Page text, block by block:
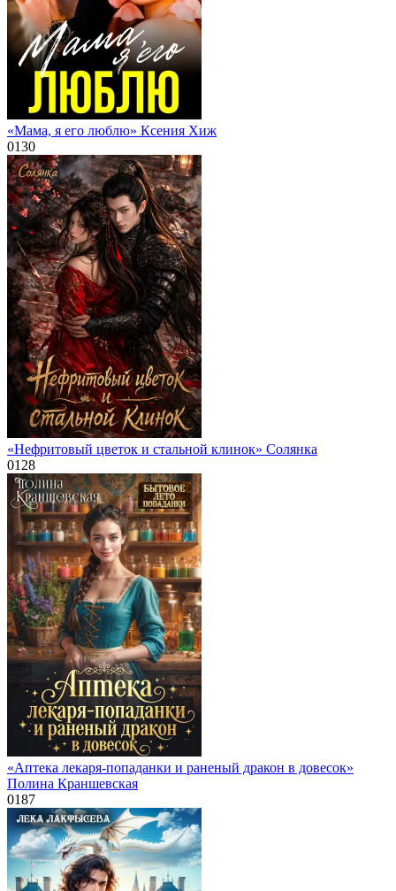
«Мама, я его люблю» Ксения Хиж
0130
«Нефритовый цветок и стальной клинок» Солянка
0128
«Аптека лекаря-попаданки и раненый дракон в довесок»
Полина Краншевская
0187